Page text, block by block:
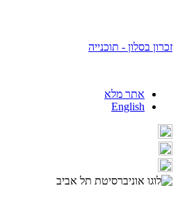
זכרון בסלון - תוכנייה
אתר מלא
English